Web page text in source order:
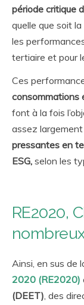
période critique
quelle que soit
les
tertiaire et pour
Ces
consommations
font à la fois
assez
pressantes en
ESG, selon les
RE2020,
Ainsi, en sus de
2020 (RE2020)
(DEET), des